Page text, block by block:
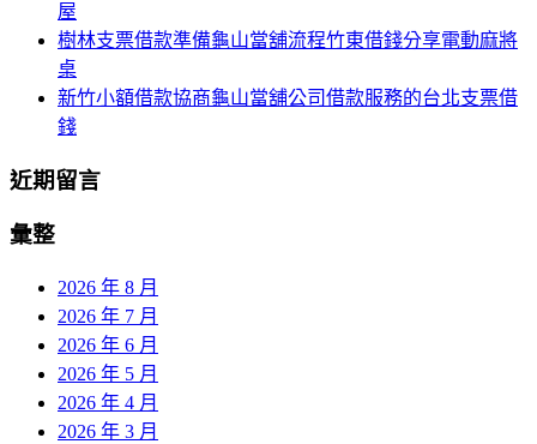
屋
樹林支票借款準備龜山當舖流程竹東借錢分享電動麻將
桌
新竹小額借款協商龜山當舖公司借款服務的台北支票借
錢
近期留言
彙整
2026 年 8 月
2026 年 7 月
2026 年 6 月
2026 年 5 月
2026 年 4 月
2026 年 3 月